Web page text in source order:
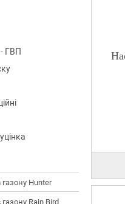
- ГВП
Hunter
Rain Bird